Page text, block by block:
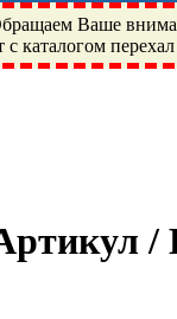
Ваше
каталогом
Юбилейный,
NXZ, ГПЗ,